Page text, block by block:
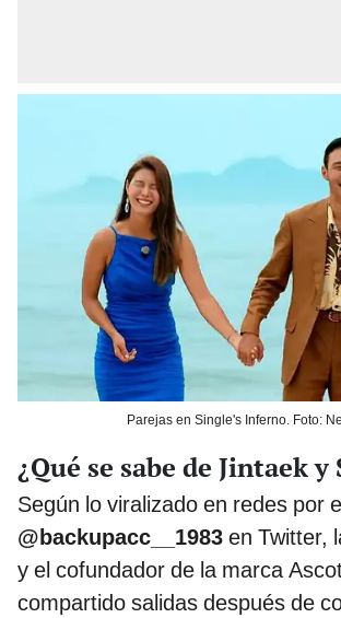
Parejas en Single's Inferno. Foto:
¿Qué se sabe de Jintaek y
Según lo viralizado en redes por
@backupacc__1983 en Twitter,
y el cofundador de la marca
compartido salidas después de